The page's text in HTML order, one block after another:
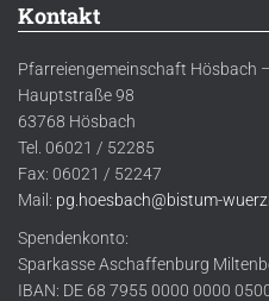
Kontakt
Pfarreiengemeinschaft Hösbach
Hauptstraße 98
63768 Hösbach
Tel. 06021 / 52285
Fax: 06021 / 52247
Mail: pg.hoesbach@bistum-
Spendenkonto:
Sparkasse Aschaffenburg
IBAN: DE 68 7955 0000 0000